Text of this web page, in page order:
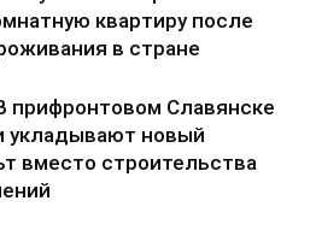
квартиру после
в стране
прифронтовом Славянске
укладывают новый
вместо строительства